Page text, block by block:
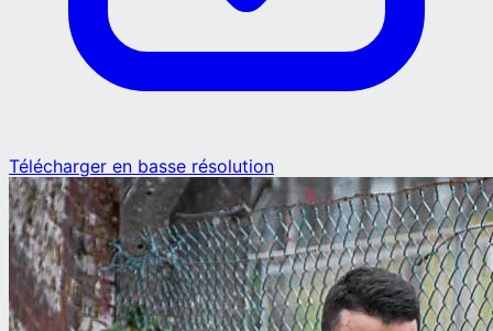
Télécharger en basse résolution